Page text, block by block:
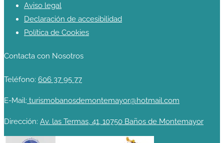
Aviso legal
Declaración de accesibilidad
Política de Cookies
Contacta con Nosotros
Teléfono: 606 37 95 77
E-Mail: turismobanosdemontemayor@hotmail.com
Dirección: Av. las Termas, 41, 10750 Baños de Montemayor